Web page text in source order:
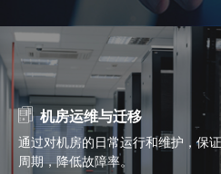
机房运维与迁移
通过对机房的日常运行和维护，保
周期，降低故障率。